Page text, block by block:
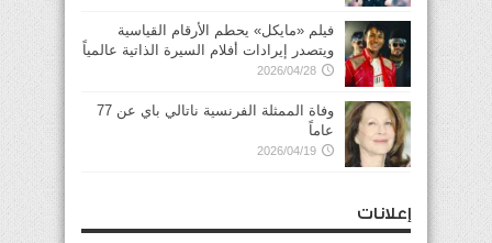
فيلم «مايكل» يحطم الأرقام القياسية
ويتصدر إيرادات أفلام السيرة الذاتية عالمياً
2026/04/28
وفاة الممثلة الفرنسية ناتالي باي عن 77
عاماً
2026/04/19
إعلانات